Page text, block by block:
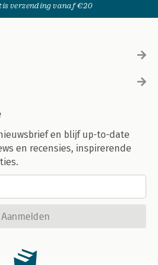
verzending vanaf €20
en blijf up-to-date
en recensies, inspirerende
Aanmelden